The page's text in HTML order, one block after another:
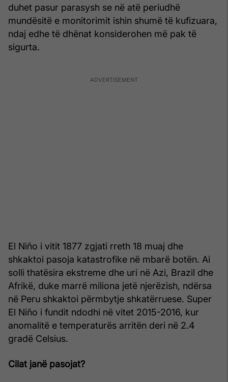
duhet pasur parasysh se në atë periudhë
mundësitë e monitorimit ishin shumë të kufizuara,
ndaj edhe të dhënat konsiderohen më pak të
sigurta.
El Niño i vitit 1877 zgjati rreth 18 muaj dhe
shkaktoi pasoja katastrofike në mbarë botën. Ai
solli thatësira ekstreme dhe uri në Azi, Brazil dhe
Afrikë, duke marrë miliona jetë njerëzish, ndërsa
në Peru shkaktoi përmbytje shkatërruese. Super
El Niño i fundit ndodhi në vitet 2015-2016, kur
anomalitë e temperaturës arritën deri në 2.4
gradë Celsius.
Cilat janë pasojat?